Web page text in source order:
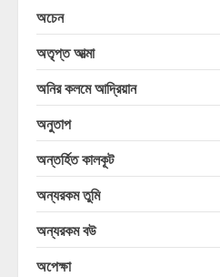
অচেন
অতৃপ্ত আত্মা
অনির কলমে আদ্রিয়ান
অনুতাপ
অন্তর্হিত কালকূট
অন্যরকম তুমি
অন্যরকম বউ
অপেক্ষা